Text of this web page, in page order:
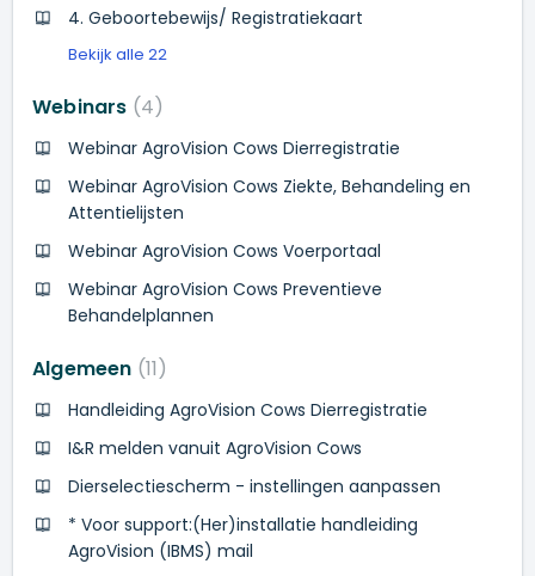
4. Geboortebewijs/ Registratiekaart
Bekijk alle 22
Webinars 4
Webinar AgroVision Cows Dierregistratie
Webinar AgroVision Cows Ziekte, Behandeling en
Attentielijsten
Webinar AgroVision Cows Voerportaal
Webinar AgroVision Cows Preventieve
Behandelplannen
Algemeen 11
Handleiding AgroVision Cows Dierregistratie
I&R melden vanuit AgroVision Cows
Dierselectiescherm - instellingen aanpassen
* Voor support:(Her)installatie handleiding
AgroVision (IBMS) mail